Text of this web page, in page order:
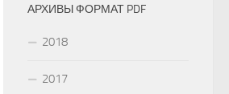
АРХИВЫ ФОРМАТ PDF
2018
2017